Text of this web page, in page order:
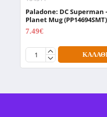
Paladone: DC Superman
Planet Mug (PP14694SMT)
7.49€